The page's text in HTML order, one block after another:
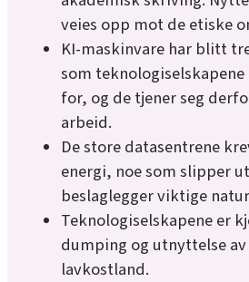
veies opp mot de etiske
KI-maskinvare har blitt
som
for, og de tjener seg
arbeid.
De store datasentrene
energi, noe som slipper
beslaglegger viktige
Teknologiselskapene er
dumping og utnyttelse
lavkostland.